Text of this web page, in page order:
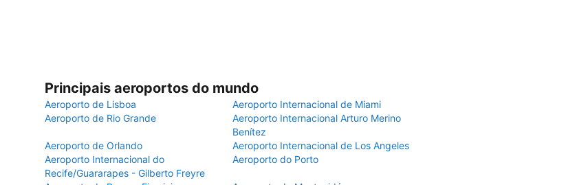
Principais aeroportos do mundo
Aeroporto de Lisboa
Aeroporto Internacional de Miami
Aeroporto de Rio Grande
Aeroporto Internacional Arturo Merino
Benítez
Aeroporto de Orlando
Aeroporto Internacional de Los Angeles
Aeroporto Internacional do
Recife/Guararapes - Gilberto Freyre
Aeroporto do Porto